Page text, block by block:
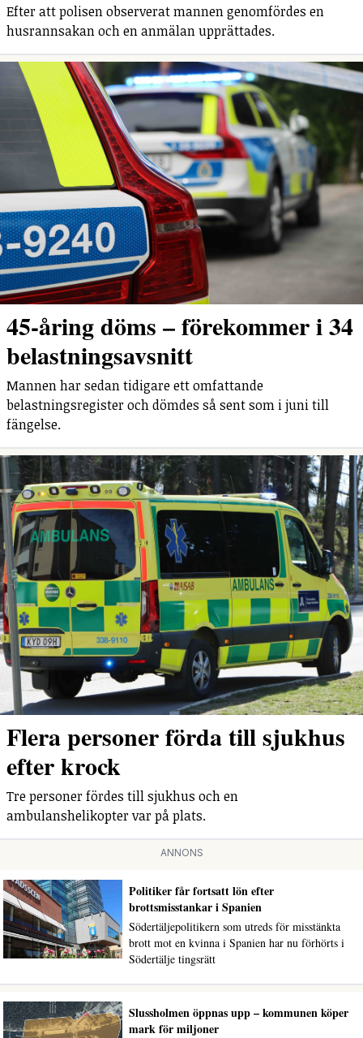
Efter att polisen observerat mannen genomfördes en
husrannsakan och en anmälan upprättades.
45-åring döms – förekommer i 34
belastningsavsnitt
Mannen har sedan tidigare ett omfattande
belastningsregister och dömdes så sent som i juni till
fängelse.
Flera personer förda till sjukhus
efter krock
Tre personer fördes till sjukhus och en
ambulanshelikopter var på plats.
ANNONS
Politiker får fortsatt lön efter
brottsmisstankar i Spanien
Södertäljepolitikern som utreds för misstänkta
brott mot en kvinna i Spanien har nu förhörts i
Södertälje tingsrätt
Slussholmen öppnas upp – kommunen köper
mark för miljoner